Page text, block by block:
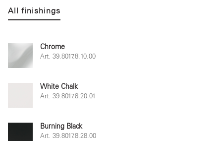
All finishings
Chrome
Art. 39.8017.8.10.00
White Chalk
Art. 39.8017.8.20.01
Burning Black
Art. 39.8017.8.28.00